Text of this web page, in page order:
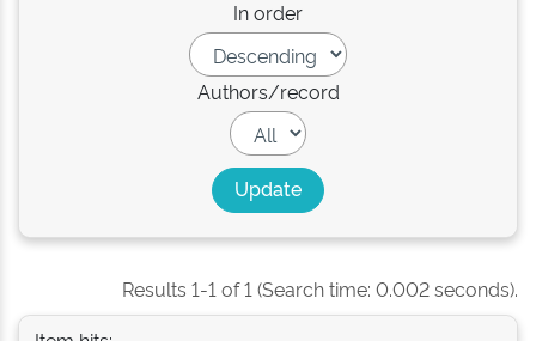
In order
Authors/record
Results 1-1 of 1 (Search time: 0.002 seconds).